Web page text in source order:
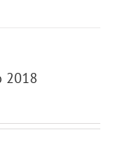
2018